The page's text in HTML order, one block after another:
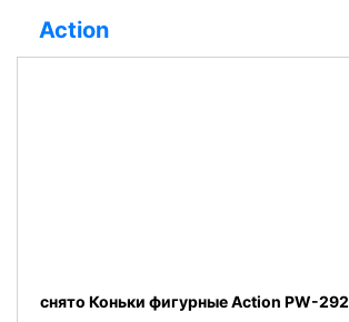
Action
снято Коньки фигурные Action PW-292